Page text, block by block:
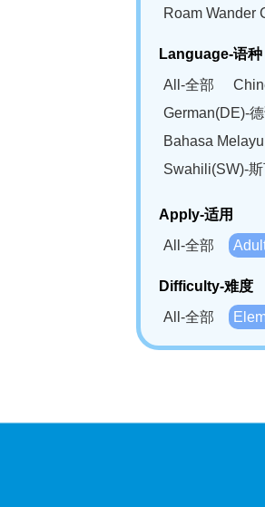
Roam Wander
Language-语种
All-全部
German(DE)-
Bahasa
Swahili(SW)-
Apply-适用
All-全部
Difficulty-难度
All-全部